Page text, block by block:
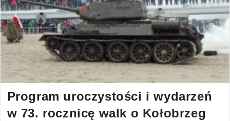
Program uroczystości i wydarzeń
w 73. rocznicę walk o Kołobrzeg